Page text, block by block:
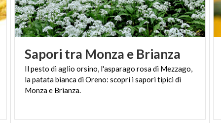
Sapori tra Monza e Brianza
Il pesto di aglio orsino, l'asparago rosa di Mezzago,
la patata bianca di Oreno: scopri i sapori tipici di
Monza e Brianza.